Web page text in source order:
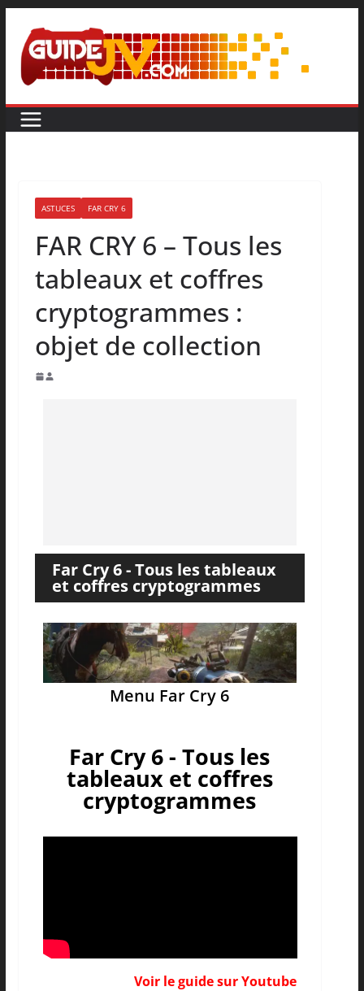
ASTUCES FAR CRY 6
FAR CRY 6 – Tous les
tableaux et coffres
cryptogrammes :
objet de collection
Far Cry 6 - Tous les tableaux
et coffres cryptogrammes
Menu Far Cry 6
Far Cry 6 - Tous les
tableaux et coffres
cryptogrammes
Voir le guide sur Youtube